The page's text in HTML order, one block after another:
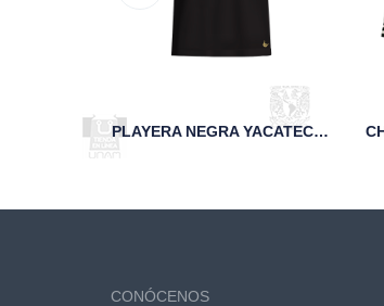
PLAYERA NEGRA YACATECUHTLI FCA UNAM
CONÓCENOS